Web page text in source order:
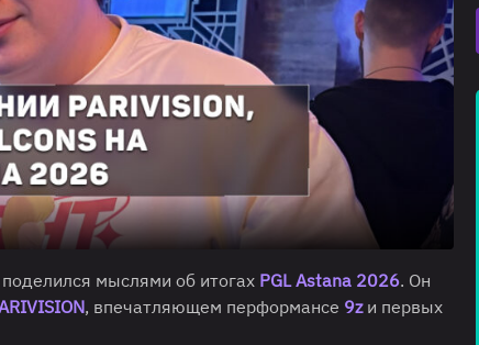
мыслями об итогах PGL Astana 2026. Он
, впечатляющем перформансе 9z и первых